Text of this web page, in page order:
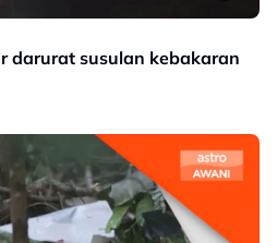
darurat susulan kebakaran